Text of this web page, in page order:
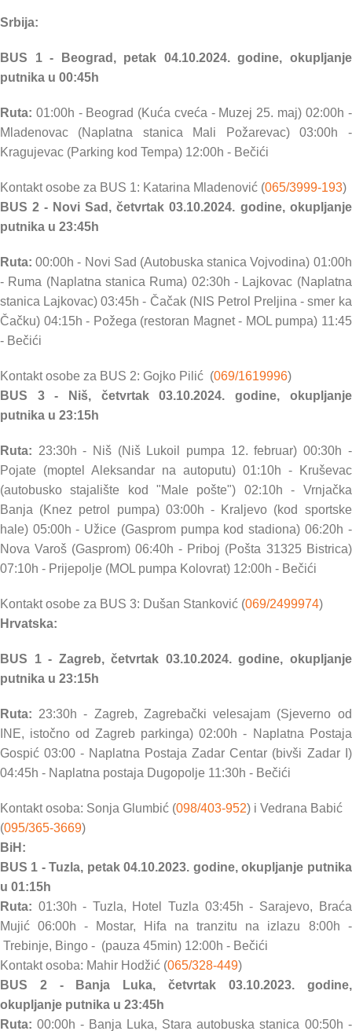
Srbija:
BUS 1 - Beograd, petak 04.10.2024. godine, okupljanje
putnika u 00:45h
Ruta: 01:00h - Beograd (Kuća cveća - Muzej 25. maj) 02:00h -
Mladenovac (Naplatna stanica Mali Požarevac) 03:00h -
Kragujevac (Parking kod Tempa) 12:00h - Bečići
Kontakt osobe za BUS 1: Katarina Mladenović (065/3999-193)
BUS 2 - Novi Sad, četvrtak 03.10.2024. godine, okupljanje
putnika u 23:45h
Ruta:00:00h - Novi Sad (Autobuska stanica Vojvodina) 01:00h
- Ruma (Naplatna stanica Ruma) 02:30h - Lajkovac (Naplatna
stanica Lajkovac) 03:45h - Čačak (NIS Petrol Preljina - smer ka
Čačku) 04:15h - Požega (restoran Magnet - MOL pumpa) 11:45
- Bečići
Kontakt osobe za BUS 2: Gojko Pilić (069/1619996)
BUS 3 - Niš, četvrtak 03.10.2024. godine, okupljanje
putnika u 23:15h
Ruta: 23:30h - Niš (Niš Lukoil pumpa 12. februar) 00:30h -
Pojate (moptel Aleksandar na autoputu) 01:10h - Kruševac
(autobusko stajalište kod "Male pošte") 02:10h - Vrnjačka
Banja (Knez petrol pumpa) 03:00h - Kraljevo (kod sportske
hale) 05:00h - Užice (Gasprom pumpa kod stadiona) 06:20h -
Nova Varoš (Gasprom) 06:40h - Priboj (Pošta 31325 Bistrica)
07:10h - Prijepolje (MOL pumpa Kolovrat) 12:00h - Bečići
Kontakt osobe za BUS 3: Dušan Stanković (069/2499974)
Hrvatska:
BUS 1 - Zagreb, četvrtak 03.10.2024. godine, okupljanje
putnika u 23:15h
Ruta: 23:30h - Zagreb, Zagrebački velesajam (Sjeverno od
INE, istočno od Zagreb parkinga) 02:00h - Naplatna Postaja
Gospić 03:00 - Naplatna Postaja Zadar Centar (bivši Zadar I)
04:45h - Naplatna postaja Dugopolje 11:30h - Bečići
Kontakt osoba: Sonja Glumbić (098/403-952) i Vedrana Babić
(095/365-3669)
BiH:
BUS 1 - Tuzla, petak 04.10.2023. godine, okupljanje putnika
u 01:15h
Ruta: 01:30h - Tuzla, Hotel Tuzla 03:45h - Sarajevo, Braća
Mujić 06:00h - Mostar, Hifa na tranzitu na izlazu 8:00h -
Trebinje, Bingo - (pauza 45min) 12:00h - Bečići
Kontakt osoba: Mahir Hodžić (065/328-449)
BUS 2 - Banja Luka, četvrtak 03.10.2023. godine,
okupljanje putnika u 23:45h
Ruta:00:00h - Banja Luka, Stara autobuska stanica 00:50h -